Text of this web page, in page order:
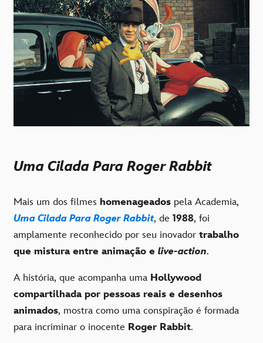
Uma Cilada Para Roger Rabbit
Mais um dos filmes homenageados pela Academia,
Uma Cilada Para Roger Rabbit, de 1988, foi
amplamente reconhecido por seu inovador trabalho
que mistura entre animação e live-action.
A história, que acompanha uma Hollywood
compartilhada por pessoas reais e desenhos
animados, mostra como uma conspiração é formada
para incriminar o inocente Roger Rabbit.